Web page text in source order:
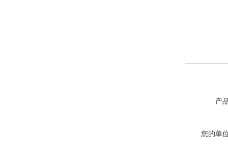
产
您的单